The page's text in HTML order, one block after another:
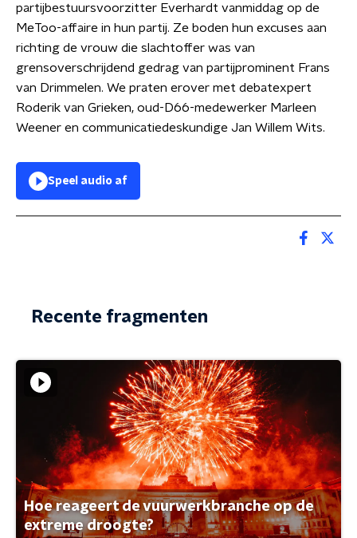
partijbestuursvoorzitter Everhardt vanmiddag op de
MeToo-affaire in hun partij. Ze boden hun excuses aan
richting de vrouw die slachtoffer was van
grensoverschrijdend gedrag van partijprominent Frans
van Drimmelen. We praten erover met debatexpert
Roderik van Grieken, oud-D66-medewerker Marleen
Weener en communicatiedeskundige Jan Willem Wits.
Speel audio af
Recente fragmenten
Hoe reageert de vuurwerkbranche op de
extreme droogte?